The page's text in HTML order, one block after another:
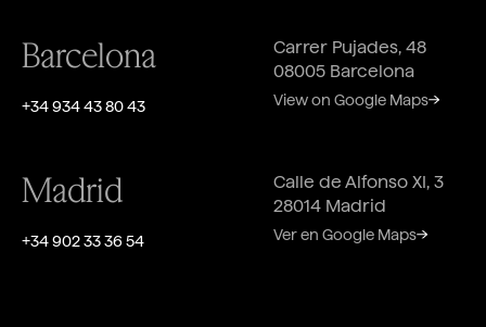
Barcelona
+34 934 43 80 43
Carrer Pujades, 48
08005 Barcelona
View on Google Maps
Madrid
+34 902 33 36 54
Calle de Alfonso XI, 3
28014 Madrid
Ver en Google Maps